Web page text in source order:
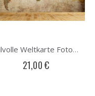
Stilvolle Weltkarte Fototapete
21,00 €